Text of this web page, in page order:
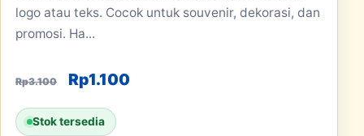
logo atau teks. Cocok untuk souvenir, dekorasi, dan
promosi. Ha...
Rp3.100 Harga aslinya adalah: Rp3.100.
Rp1.100Harga saat ini adalah: Rp1.100.
Stok tersedia